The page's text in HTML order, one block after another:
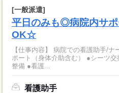
[一般派遣]
平日のみも◎病院内サ
OK☆
【仕事内容】 病院での看護助手/ナースエイド
ポート（身体介助含む） ●シーツ
整備 ●看護...
看護助手